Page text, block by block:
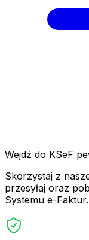
Wejdź do KSeF
Skorzystaj z
przesyłaj oraz
Systemu e-Faktur.